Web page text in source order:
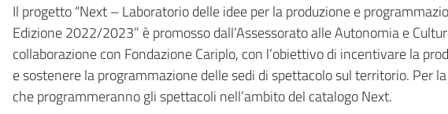
Il progetto “Next – Laboratorio delle idee per la produzione e
Edizione 2022/2023” è promosso dall’Assessorato alle Autonomia e
collaborazione con Fondazione Cariplo, con l’obiettivo di incentivare la
e sostenere la programmazione delle sedi di spettacolo sul territorio. Per
che programmeranno gli spettacoli nell’ambito del catalogo Next.